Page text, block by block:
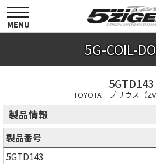
toggle
navigation
MENU
5G-COIL-
5GTD143
TOYOTA プリウス（
製品情報
製品番号
5GTD143